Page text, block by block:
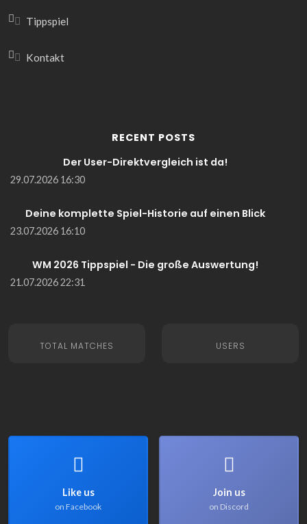
Tippspiel
Kontakt
RECENT POSTS
Der User-Direktvergleich ist da!
29.07.2026 16:30
Deine komplette Spiel-Historie auf einen Blick
23.07.2026 16:10
WM 2026 Tippspiel - Die große Auswertung!
21.07.2026 22:31
TOTAL MATCHES USERS
Like us
on Facebook
Join us
on Discord